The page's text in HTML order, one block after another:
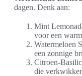
dagen. Denk aan:
Mint
voor een
Watermeloen
een zonnige
Citroen-
die